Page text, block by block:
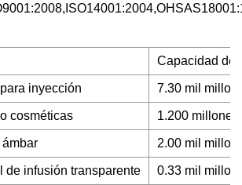
Capacidad de
inyección 7.30 mil
cosméticas 1.200
2.00 mil
de infusión transparente 0.33 mil